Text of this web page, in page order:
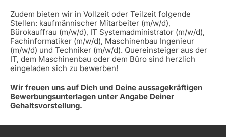
Zudem bieten wir in Vollzeit oder Teilzeit folgende
Stellen: kaufmännischer Mitarbeiter (m/w/d),
Bürokauffrau (m/w/d), IT Systemadministrator (m/w/d),
Fachinformatiker (m/w/d), Maschinenbau Ingenieur
(m/w/d) und Techniker (m/w/d). Quereinsteiger aus der
IT, dem Maschinenbau oder dem Büro sind herzlich
eingeladen sich zu bewerben!
Wir freuen uns auf Dich und Deine aussagekräftigen
Bewerbungsunterlagen unter Angabe Deiner
Gehaltsvorstellung.